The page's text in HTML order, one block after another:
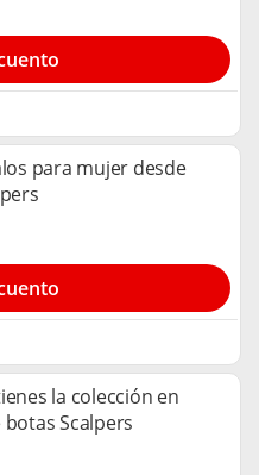
para mujer desde
la colección en
Scalpers